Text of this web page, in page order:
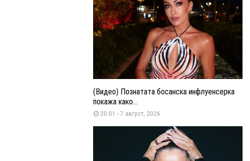
(Видео) Познатата босанска инфлуенсерка
покажа како...
20:01 - 7 август, 2026